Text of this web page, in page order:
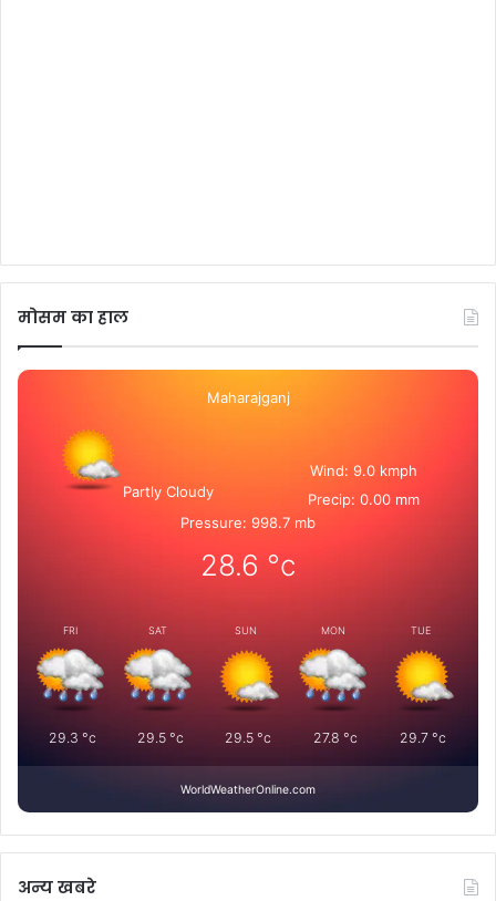
मोसम का हाल
Maharajganj
Partly Cloudy
Wind: 9.0 kmph
Precip: 0.00 mm
Pressure: 998.7 mb
28.6 °c
FRI
29.3 °c
SAT
29.5°c
SUN
29.5°c
MON
27.8 °c
TUE
29.7 °c
WorldWeatherOnline.com
अन्य खबरे